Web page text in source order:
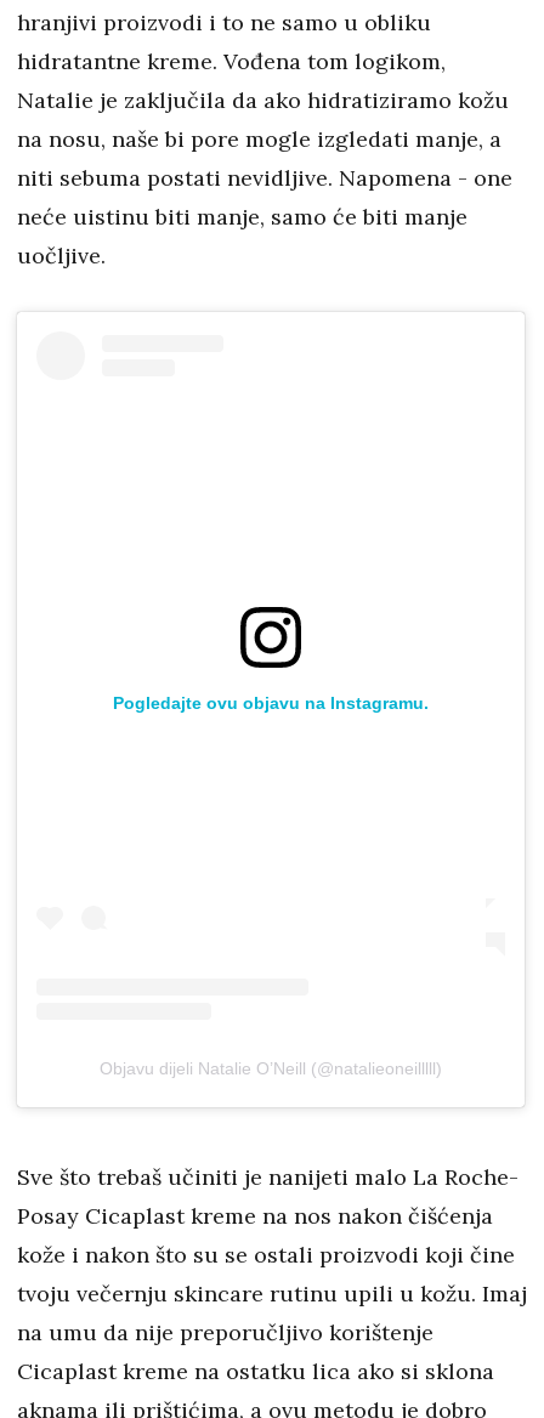
hranjivi proizvodi i to ne samo u obliku
hidratantne kreme. Vođena tom logikom,
Natalie je zaključila da ako hidratiziramo kožu
na nosu, naše bi pore mogle izgledati manje, a
niti sebuma postati nevidljive. Napomena - one
neće uistinu biti manje, samo će biti manje
uočljive.
Pogledajte ovu objavu na Instagramu.
Objavu dijeli Natalie O’Neill (@natalieoneilllll)
Sve što trebaš učiniti je nanijeti malo La Roche-
Posay Cicaplast kreme na nos nakon čišćenja
kože i nakon što su se ostali proizvodi koji čine
tvoju večernju skincare rutinu upili u kožu. Imaj
na umu da nije preporučljivo korištenje
Cicaplast kreme na ostatku lica ako si sklona
aknama ili prištićima, a ovu metodu je dobro